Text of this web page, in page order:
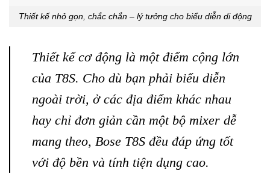
Thiết kế nhỏ gọn, chắc chắn – lý tưởng cho biểu diễn di động
Thiết kế cơ động là một điểm cộng lớn
của T8S. Cho dù bạn phải biểu diễn
ngoài trời, ở các địa điểm khác nhau
hay chỉ đơn giản cần một bộ mixer dễ
mang theo, Bose T8S đều đáp ứng tốt
với độ bền và tính tiện dụng cao.